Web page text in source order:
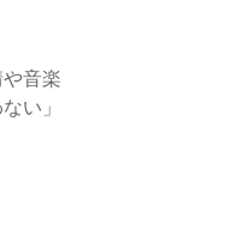
音楽
い」